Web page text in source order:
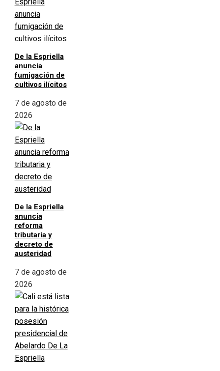
De la Espriella
anuncia
fumigación de
cultivos ilícitos
7 de agosto de
2026
De la Espriella
anuncia
reforma
tributaria y
decreto de
austeridad
7 de agosto de
2026